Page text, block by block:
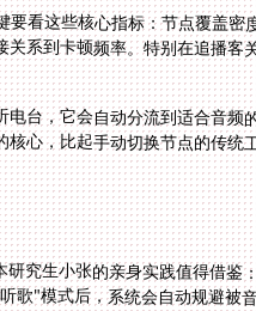
看这些核心指标：节点覆盖密
系到卡顿频率。特别在追播客
台，它会自动分流到适合音频
心，比起手动切换节点的传统
究生小张的亲身实践值得借鉴
"回国听歌"模式后，系统会自动规避